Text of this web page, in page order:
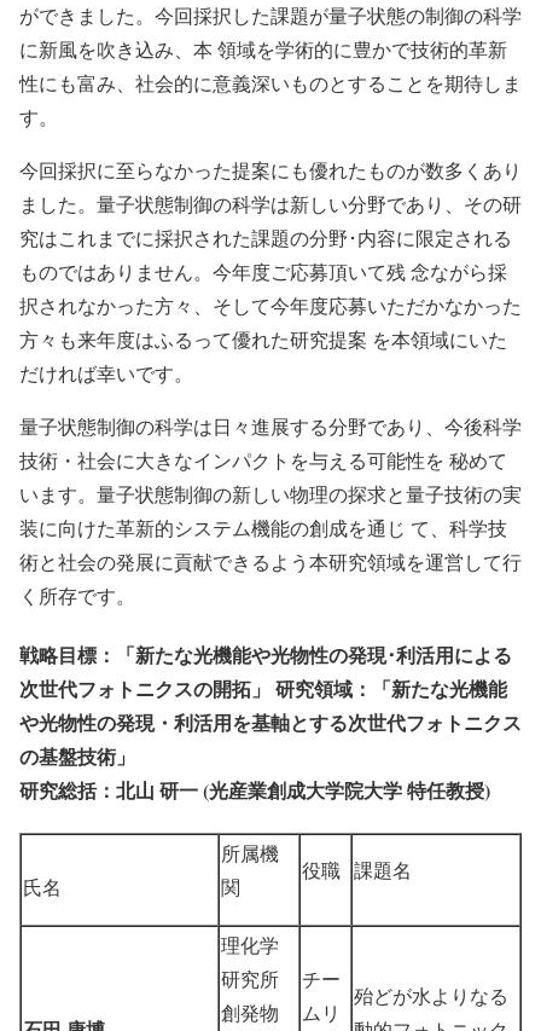
ができました。今回採択した課題が量子状態の制御の科学
に新風を吹き込み、本 領域を学術的に豊かで技術的革新
性にも富み、社会的に意義深いものとすることを期待しま
す。
今回採択に至らなかった提案にも優れたものが数多くあり
ました。量子状態制御の科学は新しい分野であり、その研
究はこれまでに採択された課題の分野･内容に限定される
ものではありません。今年度ご応募頂いて残 念ながら採
択されなかった方々、そして今年度応募いただかなかった
方々も来年度はふるって優れた研究提案 を本領域にいた
だければ幸いです。
量子状態制御の科学は日々進展する分野であり、今後科学
技術・社会に大きなインパクトを与える可能性を 秘めて
います。量子状態制御の新しい物理の探求と量子技術の実
装に向けた革新的システム機能の創成を通じ て、科学技
術と社会の発展に貢献できるよう本研究領域を運営して行
く所存です。
戦略目標：「新たな光機能や光物性の発現･利活用による
次世代フォトニクスの開拓」 研究領域：「新たな光機能
や光物性の発現・利活用を基軸とする次世代フォトニクス
の基盤技術」
研究総括：北山 研一 (光産業創成大学院大学 特任教授)
氏名
所属機
関
役職 課題名
理化学
研究所
創発物
チー
ムリ
殆どが水よりなる